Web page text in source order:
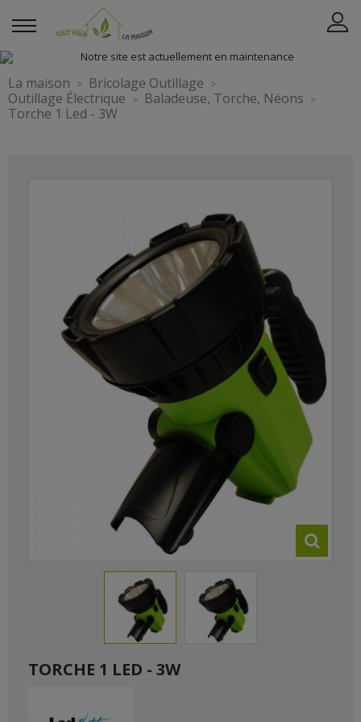
La maison
Bricolage Outillage
Outillage Électrique
Baladeuse, Torche, Néons
Torche 1 Led - 3W
TORCHE 1 LED - 3W